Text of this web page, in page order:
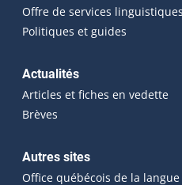
Offre de services linguistiques
Politiques et guides
Actualités
Articles et fiches en vedette
Brèves
Autres sites
Office québécois de la